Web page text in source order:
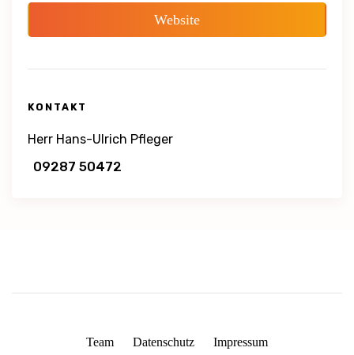
Website
KONTAKT
Herr Hans-Ulrich Pfleger
09287 50472
Team Datenschutz Impressum